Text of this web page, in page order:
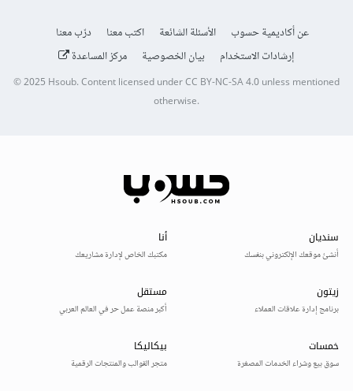
عن أكاديمية حسوب الأسئلة الشائعة اكتب معنا
درّب معنا
إرشادات الاستخدام
بيان الخصوصية مركز المساعدة
© 2025Hsoub.Content licensed underCC BY-NC-SA 4.0unless mentioned
otherwise.